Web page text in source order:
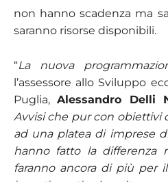
non hanno scadenza ma
saranno risorse disponibili.
“La nuova
l’assessore allo Sviluppo
Puglia,Alessandro Delli
Avvisi che pur con obiettivi
ad una platea di imprese
hanno fatto la differenza
faranno ancora di più per